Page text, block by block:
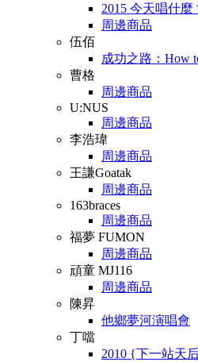
2015 今天唱什
周邊商品
伍佰
成功之路：How
曹格
周邊商品
U:NUS
周邊商品
李浩瑋
周邊商品
王謙Goatak
周邊商品
163braces
周邊商品
福夢 FUMON
周邊商品
頑童 MJ116
周邊商品
陳昇
他鄉夢河演唱會
丁噹
2010 {下一站天